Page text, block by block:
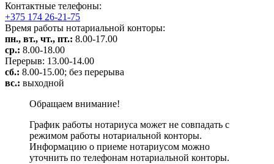
Контактные телефоны:
+375 174 26-21-75
Время работы нотариальной конторы:
пн., вт., чт., пт.: 8.00-17.00
ср.: 8.00-18.00
Перерыв: 13.00-14.00
сб.: 8.00-15.00; без перерыва
вс.: выходной
Обращаем внимание!
График работы нотариуса может не совпадать с
режимом работы нотариальной конторы.
Информацию о приеме нотариусом можно
уточнить по телефонам нотариальной конторы.